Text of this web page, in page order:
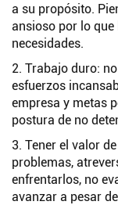
a su propósito.
ansioso por lo
necesidades.
2. Trabajo duro:
esfuerzos
empresa y metas
postura de no
3. Tener el valor
problemas,
enfrentarlos, no
avanzar a pesar